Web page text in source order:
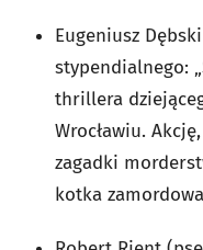
Eugeniusz
stypendialnego:
thrillera
Wrocławiu.
zagadki
kotka